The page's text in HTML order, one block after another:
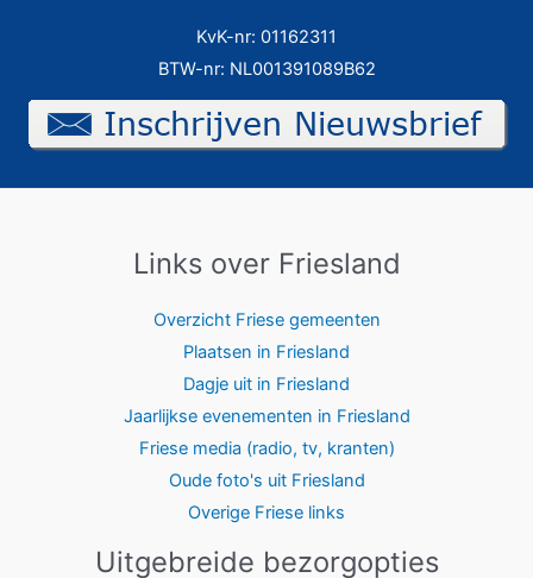
KvK-nr: 01162311
BTW-nr: NL001391089B62
Links over Friesland
Overzicht Friese gemeenten
Plaatsen in Friesland
Dagje uit in Friesland
Jaarlijkse evenementen in Friesland
Friese media (radio, tv, kranten)
Oude foto's uit Friesland
Overige Friese links
Uitgebreide bezorgopties